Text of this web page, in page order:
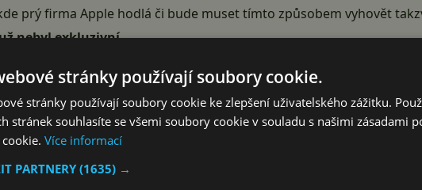
prý firma Apple hodlá či bude muset tímto způsobem vyhovět
nebyl exkluzivní.
že by se v telefonech „jablečné“ značky mohly objevit jiné
společnosti úplné tabu a také předmět kritiky konkurenčního
„bokem“ (tzv. sideloading)totiž roste riziko kybernetického
ale je pravděpodobné, že pokud Apple zmíněnému Aktu takto
obchodech by mohla firma
a ve vlastní
stránky používají soubory cookie.
stránky používají soubory cookie ke zlepšení uživatelského zážitku.
stránek souhlasíte se všemi soubory cookie v souladu s našimi zásadami
Více informací
PARTNERY(1635) →